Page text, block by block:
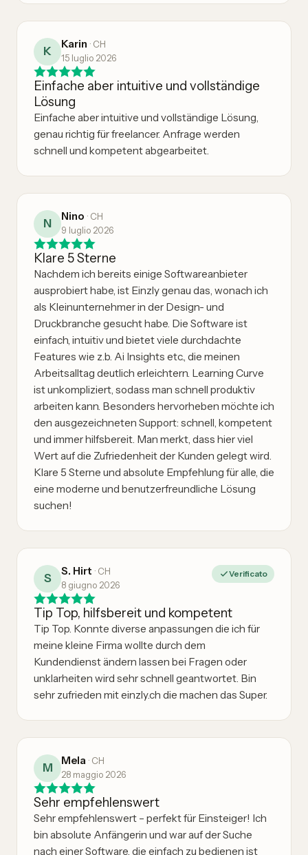
K
Karin · CH
15 luglio 2026
Einfache aber intuitive und vollständige
Lösung
Einfache aber intuitive und vollständige Lösung,
genau richtig für freelancer. Anfrage werden
schnell und kompetent abgearbeitet.
N
Nino · CH
9 luglio 2026
Klare 5 Sterne
Nachdem ich bereits einige Softwareanbieter
ausprobiert habe, ist Einzly genau das, wonach ich
als Kleinunternehmer in der Design- und
Druckbranche gesucht habe. Die Software ist
einfach, intuitiv und bietet viele durchdachte
Features wie z.b. Ai Insights etc., die meinen
Arbeitsalltag deutlich erleichtern. Learning Curve
ist unkompliziert, sodass man schnell produktiv
arbeiten kann. Besonders hervorheben möchte ich
den ausgezeichneten Support: schnell, kompetent
und immer hilfsbereit. Man merkt, dass hier viel
Wert auf die Zufriedenheit der Kunden gelegt wird.
Klare 5 Sterne und absolute Empfehlung für alle, die
eine moderne und benutzerfreundliche Lösung
suchen!
S
S. Hirt · CH
8 giugno 2026
Verificato
Tip Top, hilfsbereit und kompetent
Tip Top. Konnte diverse anpassungen die ich für
meine kleine Firma wollte durch dem
Kundendienst ändern lassen bei Fragen oder
unklarheiten wird sehr schnell geantwortet. Bin
sehr zufrieden mit einzly.ch die machen das Super.
M
Mela · CH
28 maggio 2026
Sehr empfehlenswert
Sehr empfehlenswert – perfekt für Einsteiger! Ich
bin absolute Anfängerin und war auf der Suche
nach einer Software, die einfach zu bedienen ist